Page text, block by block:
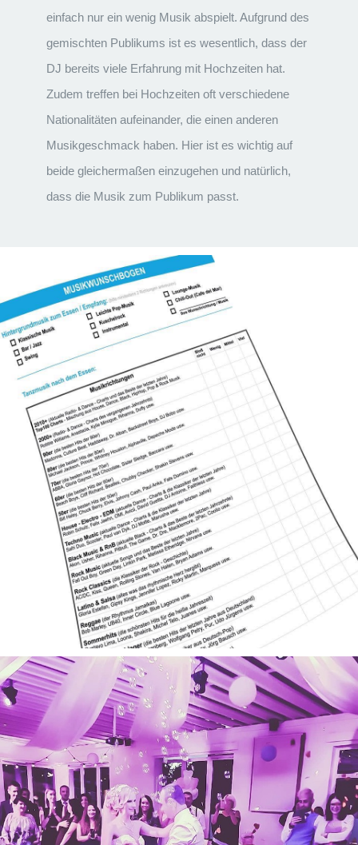
einfach nur ein wenig Musik abspielt. Aufgrund des
gemischten Publikums ist es wesentlich, dass der
DJ bereits viele Erfahrung mit Hochzeiten hat.
Zudem treffen bei Hochzeiten oft verschiedene
Nationalitäten aufeinander, die einen anderen
Musikgeschmack haben. Hier ist es wichtig auf
beide gleichermaßen einzugehen und natürlich,
dass die Musik zum Publikum passt.